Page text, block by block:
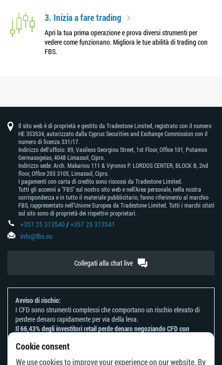
Cookie consent
We use cookies to improve your experience on our website. By
3. Inizia a fare trading
Apri la tua prima operazione e prova diversi strumenti per
vedere come funzionano. Migliora le tue abilità di trading con
FBS.
Il sito web è di proprietà e gestito da Tradestone Limited, registrato con il numero
HE 353534, autorizzato dalla Cyprus Securities and Exchange Commission con il
numero di licenza 331/17.
Indirizzo dell'ufficio: 89, Vasileos Georgiou Street, 1st Floor, Office 101, Potamos
Germasogeias, 4048 Limassol, Cipro.
Indirizzo sede: Arch. Makariou 111 & Vyronos Р. LORDOS CENTER, BLOCK В, 2nd
floor, Office 203 3105, Limassol, Cipro.
I pagamenti con carta di credito sono riscossi da Tradestone Limited.
Tutti gli accenni a "FBS" sul nostro sito web e nell'Area personale, nella nostra
corrispondenza e in tutto il materiale pubblicitario, fanno riferimento al marchio
FBS, rappresentato nell'Unione Europea da Tradestone Limited. Tutti i marchi citati
sul sito sono di proprietà dei rispettivi proprietari.
+357 25 313540/+357 25 313541
info@fbs.eu
Collegati alla chat live
Avviso di rischio:
I CFD sono strumenti complessi che comportano un rischio elevato di
perdere denaro rapidamente per via della leva.
Il 66,43% degli investitori retail perde denaro negoziando CFD con
Dovresti considerare se comprendi come funzionano i CFD e se puoi
permetterti di correre il rischio di perdere il tuo denaro.